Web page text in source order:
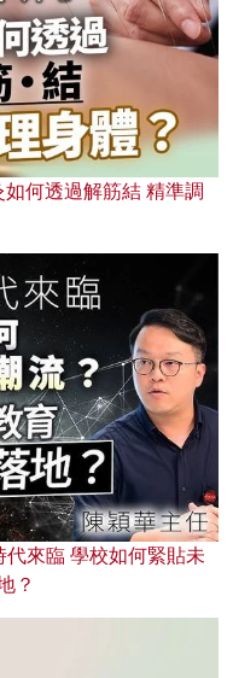
何透過解筋結 精準調
來臨 學校如何緊貼未
？